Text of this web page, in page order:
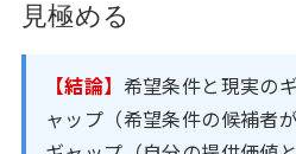
見極める
【結論】 希望条件と現実の
ャップ（希望条件の候補者